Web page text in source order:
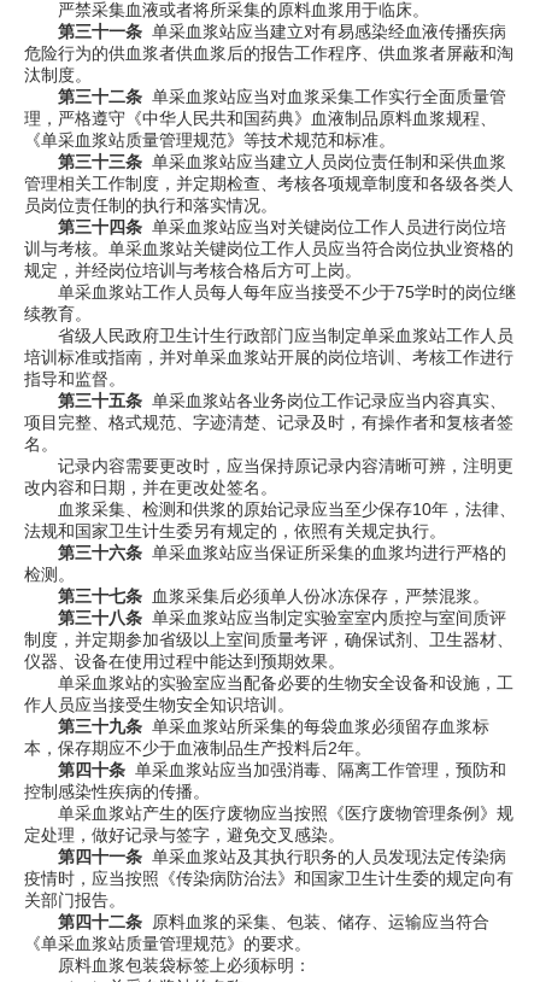
严禁采集血液或者将所采集的原料血浆用于临床。
第三十一条 单采血浆站应当建立对有易感染经血液传播疾病
危险行为的供血浆者供血浆后的报告工作程序、供血浆者屏蔽和淘
汰制度。
第三十二条 单采血浆站应当对血浆采集工作实行全面质量管
理，严格遵守《中华人民共和国药典》血液制品原料血浆规程、
《单采血浆站质量管理规范》等技术规范和标准。
第三十三条 单采血浆站应当建立人员岗位责任制和采供血浆
管理相关工作制度，并定期检查、考核各项规章制度和各级各类人
员岗位责任制的执行和落实情况。
第三十四条 单采血浆站应当对关键岗位工作人员进行岗位培
训与考核。单采血浆站关键岗位工作人员应当符合岗位执业资格的
规定，并经岗位培训与考核合格后方可上岗。
单采血浆站工作人员每人每年应当接受不少于75学时的岗位继
续教育。
省级人民政府卫生计生行政部门应当制定单采血浆站工作人员
培训标准或指南，并对单采血浆站开展的岗位培训、考核工作进行
指导和监督。
第三十五条 单采血浆站各业务岗位工作记录应当内容真实、
项目完整、格式规范、字迹清楚、记录及时，有操作者和复核者签
名。
记录内容需要更改时，应当保持原记录内容清晰可辨，注明更
改内容和日期，并在更改处签名。
血浆采集、检测和供浆的原始记录应当至少保存10年，法律、
法规和国家卫生计生委另有规定的，依照有关规定执行。
第三十六条 单采血浆站应当保证所采集的血浆均进行严格的
检测。
第三十七条
血浆采集后必须单人份冰冻保存，严禁混浆。
第三十八条 单采血浆站应当制定实验室室内质控与室间质评
制度，并定期参加省级以上室间质量考评，确保试剂、卫生器材、
仪器、设备在使用过程中能达到预期效果。
单采血浆站的实验室应当配备必要的生物安全设备和设施，工
作人员应当接受生物安全知识培训。
第三十九条 单采血浆站所采集的每袋血浆必须留存血浆标
本，保存期应不少于血液制品生产投料后2年。
第四十条 单采血浆站应当加强消毒、隔离工作管理，预防和
控制感染性疾病的传播。
单采血浆站产生的医疗废物应当按照《医疗废物管理条例》规
定处理，做好记录与签字，避免交叉感染。
第四十一条 单采血浆站及其执行职务的人员发现法定传染病
疫情时，应当按照《传染病防治法》和国家卫生计生委的规定向有
关部门报告。
第四十二条
原料血浆的采集、包装、储存、运输应当符合
《单采血浆站质量管理规范》的要求。
原料血浆包装袋标签上必须标明：